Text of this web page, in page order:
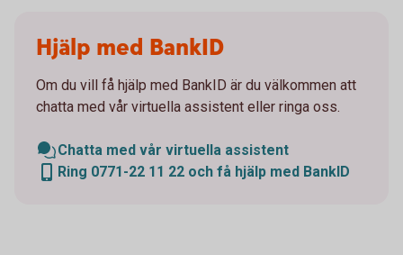
Hjälp med BankID
Om du vill få hjälp med BankID är du välkommen att
chatta med vår virtuella assistent eller ringa oss.
Chatta med vår virtuella assistent
Ring 0771-22 11 22 och få hjälp med BankID